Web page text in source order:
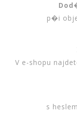
p�i
V e-shopu
s